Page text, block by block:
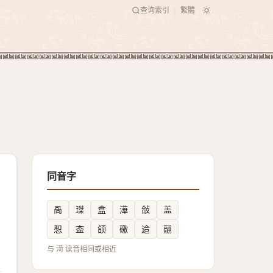
查询索引 繁體
同音字
咼 㻧 盒 澕 敆
盖
惒
盇 颌 礉 䢔 翮
与 渮 读音相同或相近